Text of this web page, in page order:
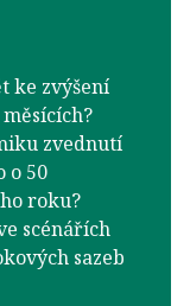
ke zvýšení
zvednutí
o 50
roku?
scénářích
sazeb